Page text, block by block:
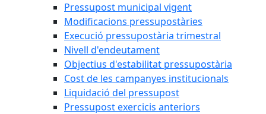
Pressupost municipal vigent
Modificacions pressupostàries
Execució pressupostària trimestral
Nivell d'endeutament
Objectius d'estabilitat pressupostària
Cost de les campanyes institucionals
Liquidació del pressupost
Pressupost exercicis anteriors